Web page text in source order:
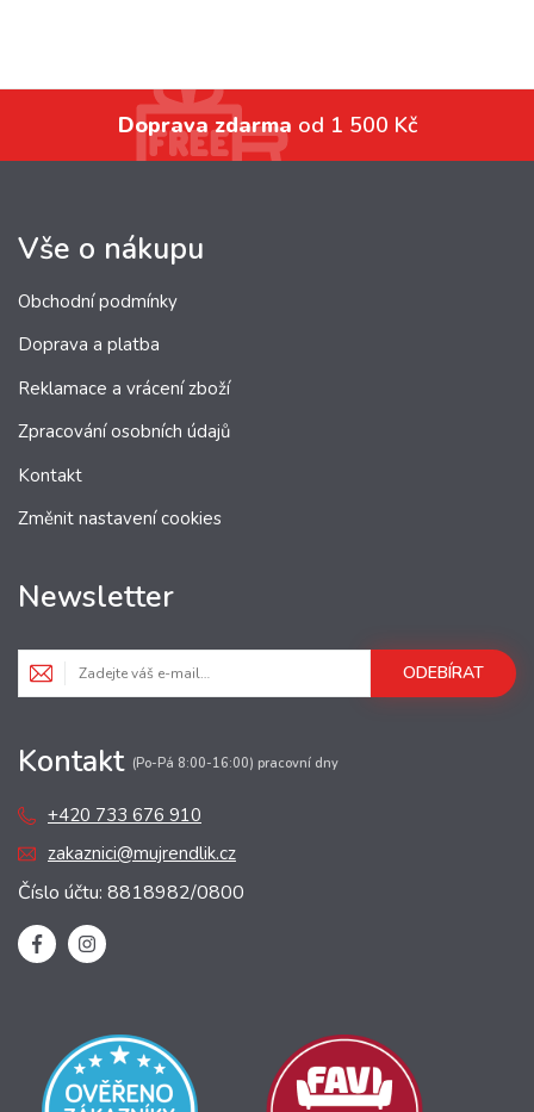
Doprava zdarma od 1 500 Kč
Vše o nákupu
Obchodní podmínky
Doprava a platba
Reklamace a vrácení zboží
Zpracování osobních údajů
Kontakt
Změnit nastavení cookies
Newsletter
ODEBÍRAT
Kontakt (Po-Pá 8:00-16:00) pracovní dny
+420 733 676 910
zakaznici@mujrendlik.cz
Číslo účtu: 8818982/0800